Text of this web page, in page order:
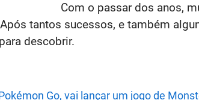
Com o passar dos anos,
tantos sucessos, e também
descobrir.
Go, vai lançar um jogo de